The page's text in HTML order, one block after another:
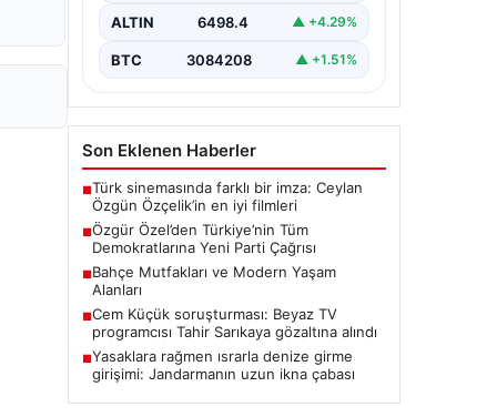
toplantısında önemli açıklamalarda…
ALTIN 6498.4 ▲ +4.29%
BTC 3084208 ▲ +1.51%
Son Eklenen Haberler
■Türk sinemasında farklı bir imza: Ceylan
Özgün Özçelik’in en iyi filmleri
■Özgür Özel’den Türkiye’nin Tüm
Demokratlarına Yeni Parti Çağrısı
■Bahçe Mutfakları ve Modern Yaşam
Alanları
■Cem Küçük soruşturması: Beyaz TV
programcısı Tahir Sarıkaya gözaltına alındı
■Yasaklara rağmen ısrarla denize girme
girişimi: Jandarmanın uzun ikna çabası